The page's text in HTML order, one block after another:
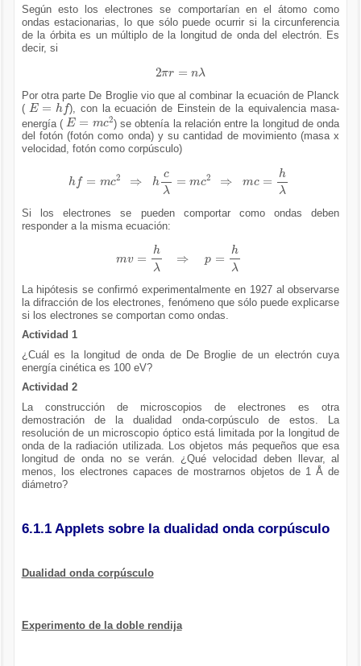
Según esto los electrones se comportarían en el átomo como
ondas estacionarias, lo que sólo puede ocurrir si la circunferencia
de la órbita es un múltiplo de la longitud de onda del electrón. Es
decir, si
2π nλ
Por otra parte De Broglie vio que al combinar la ecuación de Planck
(
E=hf
), con la ecuación de Einstein de la equivalencia masa-
energía (
E=mc 2
) se obtenía la relación entre la longitud de onda
del fotón (fotón como onda) y su cantidad de movimiento (masa x
velocidad, fotón como corpúsculo)
cλ
Si los electrones se pueden comportar como ondas deben
responder a la misma ecuación:
h
La hipótesis se confirmó experimentalmente en 1927 al observarse
la difracción de los electrones, fenómeno que sólo puede explicarse
si los electrones se comportan como ondas.
Actividad 1
¿Cuál es la longitud de onda de De Broglie de un electrón cuya
energía cinética es 100 eV?
Actividad 2
La construcción de microscopios de electrones es otra
demostración de la dualidad onda-corpúsculo de estos. La
resolución de un microscopio óptico está limitada por la longitud de
onda de la radiación utilizada. Los objetos más pequeños que esa
longitud de onda no se verán. ¿Qué velocidad deben llevar, al
menos, los electrones capaces de mostrarnos objetos de 1 Å de
diámetro?
6.1.1 Applets sobre la dualidad onda corpúsculo
Dualidad onda corpúsculo
Experimento de la doble rendija